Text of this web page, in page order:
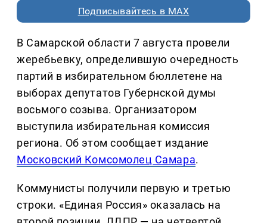
Подписывайтесь в MAX
В Самарской области 7 августа провели
жеребьевку, определившую очередность
партий в избирательном бюллетене на
выборах депутатов Губернской думы
восьмого созыва. Организатором
выступила избирательная комиссия
региона. Об этом сообщает издание
Московский Комсомолец Самара.
Коммунисты получили первую и третью
строки. «Единая Россия» оказалась на